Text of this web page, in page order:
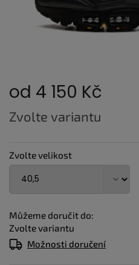
od 4 150 Kč
Měrná
cena:
Zvolte variantu
Zvolte velikost
Můžeme doručit do:
Zvolte variantu
Možnosti doručení